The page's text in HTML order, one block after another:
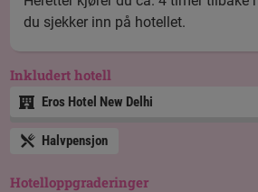
du sjekker inn på hotellet.
Inkludert hotell
Eros Hotel New Delhi
Halvpensjon
Hotelloppgraderinger